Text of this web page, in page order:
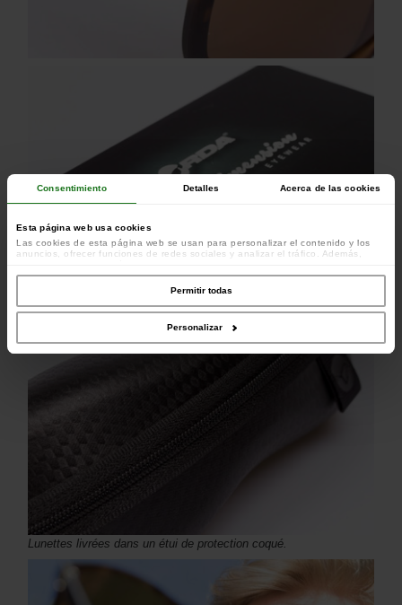
Consentimiento Detalles Acerca de las cookies
Esta página web usa cookies
Las cookies de esta página web se usan para personalizar el contenido y los
anuncios, ofrecer funciones de redes sociales y analizar el tráfico. Además,
colaboradores de redes sociales, publicidad y análisis web, quienes pueden
combinarla con otra información que les haya proporcionado o que hayan
recopilado a partir del uso que haya hecho de sus servicios.
Permitir todas
Personalizar
Lunettes livrées dans un étui de protection coqué.